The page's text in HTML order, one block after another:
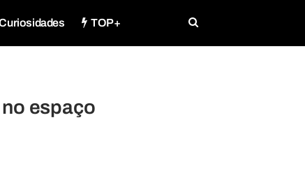
TOP+
espaço